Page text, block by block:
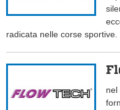
radicata nelle corse sportive.
nel